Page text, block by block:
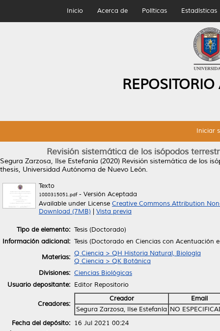
Inicio Acerca de Políticas Estadísticas
Iniciar
Revisión sistemática de los isópodos
Segura Zarzosa, Ilse Estefanía (2020) Revisión sistemática de los
thesis, Universidad Autónoma de Nuevo León.
Texto
1080315051.pdf- Versión Aceptada
Available under License Creative Commons Attribution
Download (7MB)
Vista previa
Tipo de elemento: Tesis (Doctorado)
Información adicional: Tesis (Doctorado en Ciencias con Acentuación
Materias: Q Ciencia > QH Historia Natural, Biología
Q Ciencia > QK Botánica
Divisiones: Ciencias Biológicas
Usuario depositante: Editor Repositorio
Creadores:
Creador
Email
Segura Zarzosa, Ilse Estefanía NO
Fecha del depósito: 16 Jul 2021 00:24